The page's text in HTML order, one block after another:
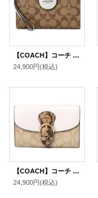
【COACH】コーチ コーティングキャンバス レザー シグネチャー カラーブロック フォン iPhone スマホ テック ウォレット リストレット 財布 カーキ×ライトセージ〔日本未発売〕
24,900円(税込)
【COACH】コーチ コーティングキャンバス レザー シグネチャー スネーク パイソン クリオ ミディアム ウォレット 二つ折り財布 ライトカーキチャークマルチ（日本未発売）
24,900円(税込)